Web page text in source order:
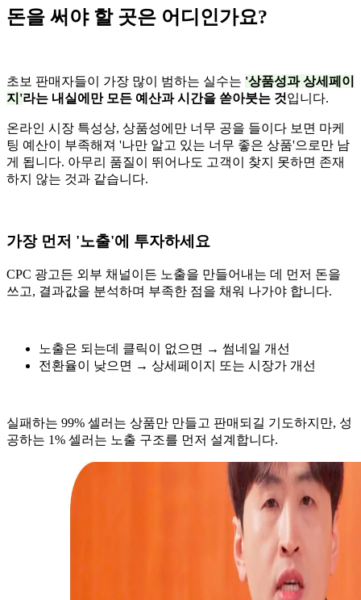
돈을 써야 할 곳은 어디인가요?
초보 판매자들이 가장 많이 범하는 실수는 '상품성과 상세페이
지'라는 내실에만 모든 예산과 시간을 쏟아붓는 것입니다.
온라인 시장 특성상, 상품성에만 너무 공을 들이다 보면 마케
팅 예산이 부족해져 '나만 알고 있는 너무 좋은 상품'으로만 남
게 됩니다. 아무리 품질이 뛰어나도 고객이 찾지 못하면 존재
하지 않는 것과 같습니다.
가장 먼저 '노출'에 투자하세요
CPC 광고든 외부 채널이든 노출을 만들어내는 데 먼저 돈을
쓰고, 결과값을 분석하며 부족한 점을 채워 나가야 합니다.
노출은 되는데 클릭이 없으면 → 썸네일 개선
전환율이 낮으면 → 상세페이지 또는 시장가 개선
실패하는 99% 셀러는 상품만 만들고 판매되길 기도하지만, 성
공하는 1% 셀러는 노출 구조를 먼저 설계합니다.